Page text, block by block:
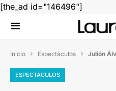
[the_ad id="146496"]
Inicio  Espectáculos  Julión
ESPECTÁCULOS